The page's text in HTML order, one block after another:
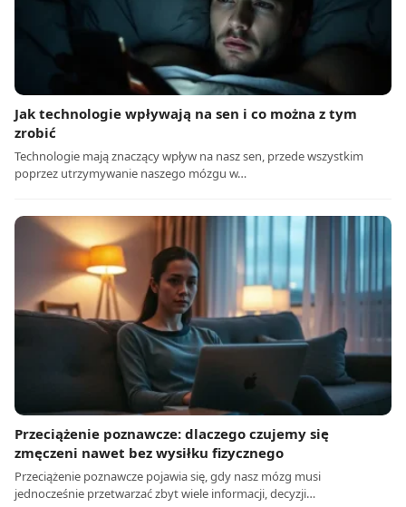
Jak technologie wpływają na sen i co można z tym
zrobić
Technologie mają znaczący wpływ na nasz sen, przede wszystkim
poprzez utrzymywanie naszego mózgu w…
Przeciążenie poznawcze: dlaczego czujemy się
zmęczeni nawet bez wysiłku fizycznego
Przeciążenie poznawcze pojawia się, gdy nasz mózg musi
jednocześnie przetwarzać zbyt wiele informacji, decyzji…